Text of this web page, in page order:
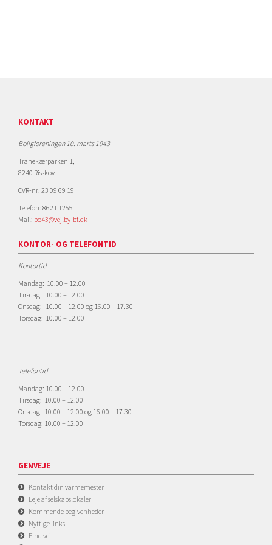
KONTAKT
Boligforeningen 10. marts 1943
Tranekærparken 1,
8240 Risskov
CVR-nr. 23 09 69 19
Telefon: 8621 1255
Mail: bo43@vejlby-bf.dk
KONTOR- OG TELEFONTID
Kontortid
Mandag: 10.00 – 12.00
Tirsdag: 10.00 – 12.00
Onsdag: 10.00 – 12.00 og 16.00 – 17.30
Torsdag: 10.00 – 12.00
Telefontid
Mandag: 10.00 – 12.00
Tirsdag: 10.00 – 12.00
Onsdag: 10.00 – 12.00 og 16.00 – 17.30
Torsdag: 10.00 – 12.00
GENVEJE
Kontakt din varmemester
Leje af selskabslokaler
Kommende begivenheder
Nyttige links
Find vej